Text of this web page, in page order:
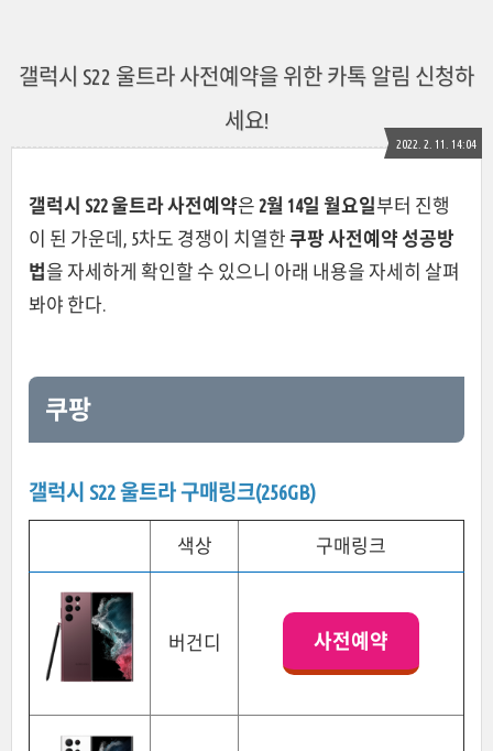
갤럭시 S22 울트라 사전예약을 위한 카톡 알림 신청하
세요!
2022. 2. 11. 14:04
갤럭시 S22 울트라 사전예약은 2월 14일 월요일부터 진행
이 된 가운데, 5차도 경쟁이 치열한 쿠팡 사전예약 성공방
법을 자세하게 확인할 수 있으니 아래 내용을 자세히 살펴
봐야 한다.
쿠팡
갤럭시 S22 울트라 구매링크(256GB)
색상 구매링크
버건디 사전예약